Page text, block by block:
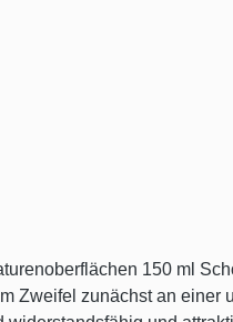
150 ml
Zweifel zunächst an